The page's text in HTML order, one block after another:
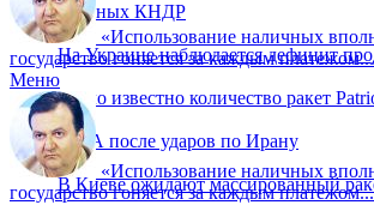
военных КНДР
На Украине наблюдается дефицит
Стало известно количество ракет
США после ударов по Ирану
В Киеве ожидают массированный
«Использование наличных
государство гоняется за каждым платежом...
Меню
«Использование наличных
государство гоняется за каждым платежом...